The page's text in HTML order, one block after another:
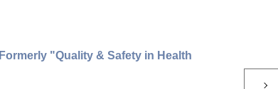
"Quality & Safety in Health